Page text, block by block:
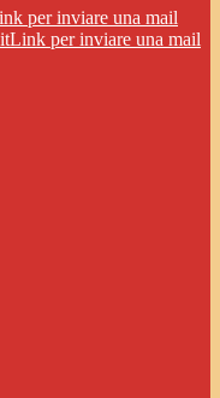
per inviare una mail
Link per inviare una mail